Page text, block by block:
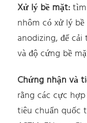
Xử lý bề mặt:
nhôm có xử lý
anodizing, để
và độ cứng bề
Chứng nhận và
rằng các cực
tiêu chuẩn quốc